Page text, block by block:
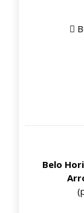
Belo